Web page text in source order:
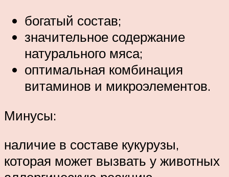
богатый состав;
значительное содержание
натурального мяса;
оптимальная комбинация
витаминов и микроэлементов.
Минусы:
наличие в составе кукурузы,
которая может вызвать у животных